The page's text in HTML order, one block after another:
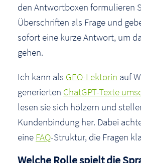
den Antwortboxen formulieren
Überschriften als Frage und
sofort eine kurze Antwort, um
gehen.
Ich kann als GEO-Lektorin auf
generierten ChatGPT-Texte
lesen sie sich hölzern und
Kundenbindung her. Dabei
eine FAQ-Struktur, die Fragen
Welche Rolle spielt die